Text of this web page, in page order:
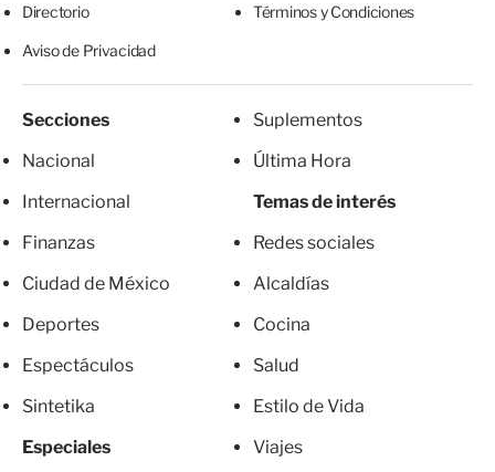
Directorio Términos y Condiciones
Aviso de Privacidad
Secciones
Nacional
Internacional
Finanzas
Ciudad de México
Deportes
Espectáculos
Sintetika
Especiales
Suplementos
Última Hora
Temas de interés
Redes sociales
Alcaldías
Cocina
Salud
Estilo de Vida
Viajes